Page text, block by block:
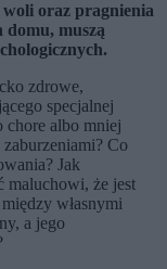
oraz pragnienia
muszą
zdrowe,
specjalnej
chore albo mniej
Co
Jak
maluchowi, że jest
własnymi
a jego